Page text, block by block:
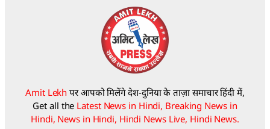
Amit Lekh पर आपको मिलेंगे देश-दुनिया के ताज़ा समाचार हिंदी में,
Get all the Latest News in Hindi, Breaking News in
Hindi, News in Hindi, Hindi News Live, Hindi News.